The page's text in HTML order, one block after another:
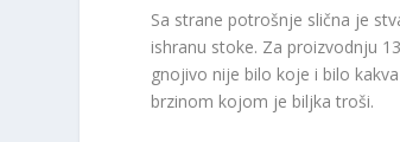
Sa strane potrošnje slična je
ishranu stoke. Za proizvodnju
gnojivo nije bilo koje i bilo
brzinom kojom je biljka troši.